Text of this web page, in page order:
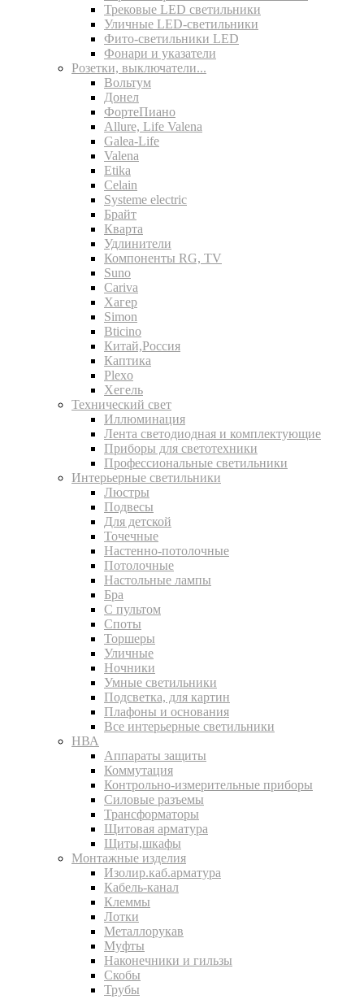
Трековые LED светильники
Уличные LED-светильники
Фито-светильники LED
Фонари и указатели
Розетки, выключатели...
Вольтум
Донел
ФортеПиано
Allure, Life Valena
Galea-Life
Valena
Etika
Celain
Systeme electric
Брайт
Кварта
Удлинители
Компоненты RG, TV
Suno
Cariva
Хагер
Simon
Bticino
Китай,Россия
Каптика
Plexo
Хегель
Технический свет
Иллюминация
Лента светодиодная и комплектующие
Приборы для светотехники
Профессиональные светильники
Интерьерные светильники
Люстры
Подвесы
Для детской
Точечные
Настенно-потолочные
Потолочные
Настольные лампы
Бра
С пультом
Споты
Торшеры
Уличные
Ночники
Умные светильники
Подсветка, для картин
Плафоны и основания
Все интерьерные светильники
НВА
Аппараты защиты
Коммутация
Контрольно-измерительные приборы
Силовые разъемы
Трансформаторы
Щитовая арматура
Щиты,шкафы
Монтажные изделия
Изолир.каб.арматура
Кабель-канал
Клеммы
Лотки
Металлорукав
Муфты
Наконечники и гильзы
Скобы
Трубы